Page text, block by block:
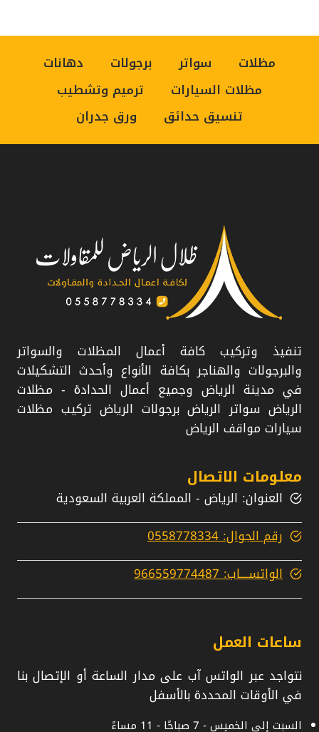
اسعار السواتر جديد
سواتر بلاستيك
مظلات سيارات
حداد مظلات
محل مظلات
مظلات سواتر برجولات
دهانات
مظلات السيارات
ترميم وتشطيب
تنسيق حدائق
ورق جدران
تنفيذ وتركيب كافة أعمال المظلات والسواتر
والبرجولات والهناجر بكافة الأنواع وأحدث التشكيلات
في مدينة الرياض وجميع أعمال الحدادة - مظلات
الرياض سواتر الرياض برجولات الرياض تركيب مظلات
سيارات مواقف الرياض
معلومات الاتصال
العنوان: الرياض - المملكة العربية السعودية
رقم الجوال: 0558778334
الواتســــاب: 966559774487
ساعات العمل
نتواجد عبر الواتس آب على مدار الساعة أو الإتصال بنا
في الأوقات المحددة بالأسفل
السبت إلى الخميس - 7 صباحًا - 11 مساءً